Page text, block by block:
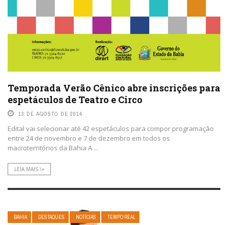
Temporada Verão Cênico abre inscrições para
espetáculos de Teatro e Circo
13 DE AGOSTO DE 2014
Edital vai selecionar até 42 espetáculos para compor programação
entre 24 de novembro e 7 de dezembro em todos os
macroterritórios da Bahia A ...
LEIA MAIS \+
BAHIA DESTAQUES NOTÍCIAS TEMPO REAL